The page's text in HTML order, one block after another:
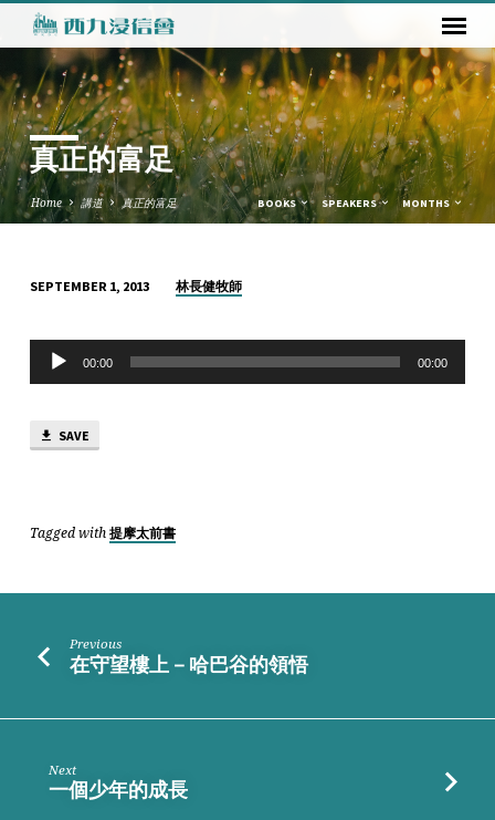
真正的富足
Home 講道 真正的富足 BOOKS SPEAKERS MONTHS
正
的
富
SEPTEMBER 1, 2013 林長健牧師
Audio
Player
00:00 00:00
SAVE
Tagged with 提摩太前書
Previous
在守望樓上－哈巴谷的領悟
Next
一個少年的成長